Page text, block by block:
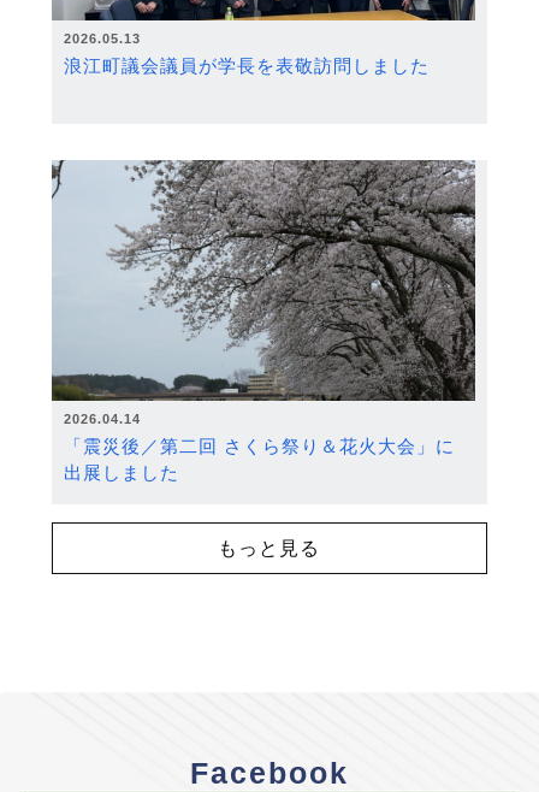
2026.05.13
浪江町議会議員が学長を表敬訪問しました
2026.04.14
「震災後／第二回 さくら祭り＆花火大会」に
出展しました
もっと見る
Facebook